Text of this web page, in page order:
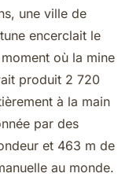
une ville de
encerclait le
où la mine
produit 2 720
à la main
par des
et 463 m de
au monde.